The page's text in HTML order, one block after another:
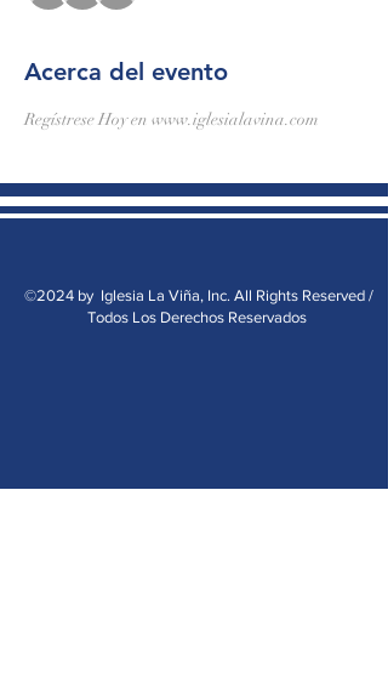
Acerca del evento
Regístrese Hoy en www.iglesialavina.com
©2024 by Iglesia La Viña, Inc. All Rights Reserved /
Todos Los Derechos Reservados